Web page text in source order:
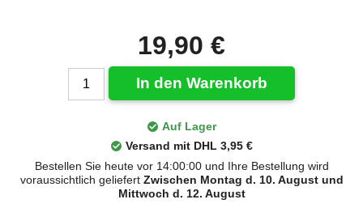
19,90 €
In den Warenkorb
Auf Lager
Versand mit DHL 3,95 €
Bestellen Sie heute vor 14:00:00 und Ihre Bestellung wird
voraussichtlich geliefert Zwischen Montag d. 10. August und
Mittwoch d. 12. August